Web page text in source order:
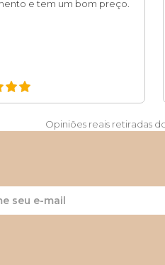
e tem um bom preço.
Opiniões reais retiradas